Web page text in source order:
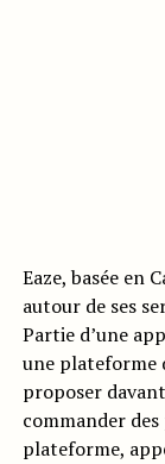
Eaze, basée en
autour de ses
Partie d’une
une plateforme
proposer
commander
plateforme,